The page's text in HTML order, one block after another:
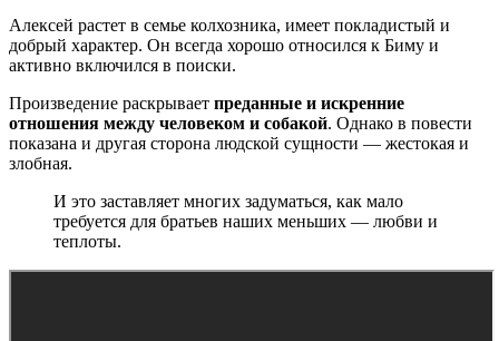
Алексей растет в семье колхозника, имеет покладистый и
добрый характер. Он всегда хорошо относился к Биму и
активно включился в поиски.
Произведение раскрывает преданные и искренние
отношения между человеком и собакой. Однако в повести
показана и другая сторона людской сущности — жестокая и
злобная.
И это заставляет многих задуматься, как мало
требуется для братьев наших меньших — любви и
теплоты.